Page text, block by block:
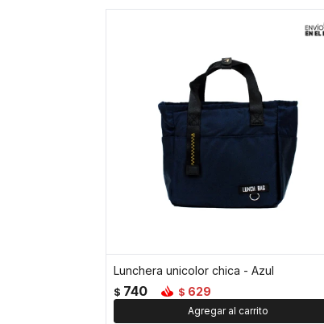
Lunchera unicolor chica - Azul
$ 740 $ 629